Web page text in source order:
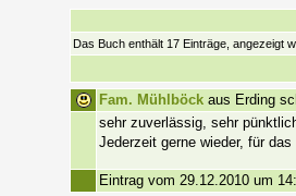
Das Buch enthält 17 Einträge, angezeigt
Fam. Mühlböck aus Erding
sehr zuverlässig, sehr
Jederzeit gerne wieder, für
Eintrag vom 29.12.2010 um